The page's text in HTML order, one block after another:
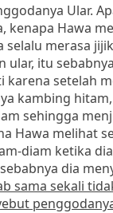
Ular.
kenapa Hawa
selalu merasa
ular, itu
karena setelah
kambing
sehingga
Hawa melihat
diam ketika
dia
sama sekali